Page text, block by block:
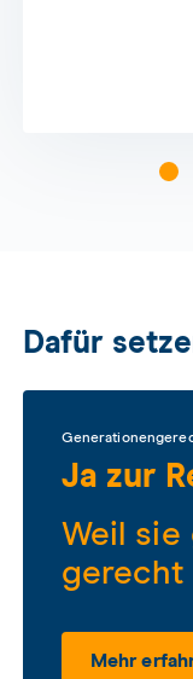
Dafür
Ja zur
Weil
gerecht
Mehr